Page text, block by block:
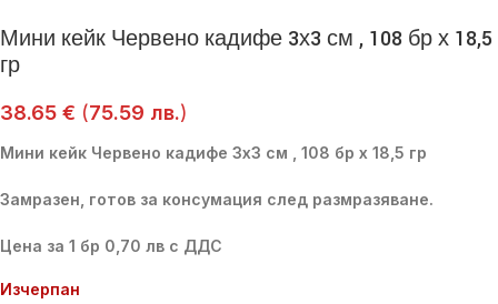
Мини кейк Червено кадифе 3х3 см , 108 бр х 18,5
гр
38.65 € (75.59 лв.)
Мини кейк Червено кадифе 3х3 см , 108 бр х 18,5 гр
Замразен, готов за консумация след размразяване.
Цена за 1 бр 0,70 лв с ДДС
Изчерпан